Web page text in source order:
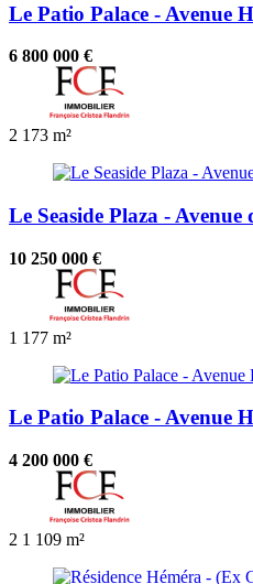
Le Patio Palace - Avenue
6 800 000 €
2 173 m²
Le Seaside Plaza - Avenue
10 250 000 €
1 177 m²
Le Patio Palace - Avenue
4 200 000 €
2 1 109 m²